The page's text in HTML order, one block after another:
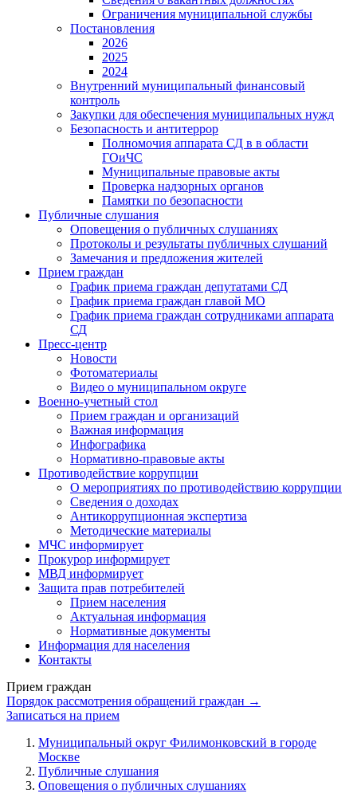
Ограничения муниципальной службы
Постановления
2026
2025
2024
Внутренний муниципальный финансовый
контроль
Закупки для обеспечения муниципальных нужд
Безопасность и антитеррор
Полномочия аппарата СД в в области
ГОиЧС
Муниципальные правовые акты
Проверка надзорных органов
Памятки по безопасности
Публичные слушания
Оповещения о публичных слушаниях
Протоколы и результаты публичных слушаний
Замечания и предложения жителей
Прием граждан
График приема граждан депутатами СД
График приема граждан главой МО
График приема граждан сотрудниками аппарата
СД
Пресс-центр
Новости
Фотоматериалы
Видео о муниципальном округе
Военно-учетный стол
Прием граждан и организаций
Важная информация
Инфографика
Нормативно-правовые акты
Противодействие коррупции
О мероприятиях по противодействию коррупции
Сведения о доходах
Антикоррупционная экспертиза
Методические материалы
МЧС информирует
Прокурор информирует
МВД информирует
Защита прав потребителей
Прием населения
Актуальная информация
Нормативные документы
Информация для населения
Контакты
Прием граждан
Порядок рассмотрения обращений граждан →
Записаться на прием
Муниципальный округ Филимонковский в городе
Москве
Публичные слушания
Оповещения о публичных слушаниях